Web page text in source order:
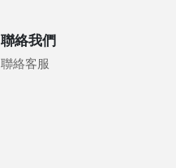
聯絡我們
聯絡客服